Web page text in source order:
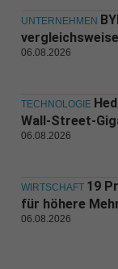
UNTERNEHMEN
06.08.2026
TECHNOLOGIE
Wall-Street-
06.08.2026
WIRTSCHAFT 19
für höhere
06.08.2026